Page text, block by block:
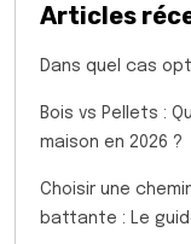
Articles
Dans quel cas
Bois vs Pellets :
maison en 2026 ?
Choisir une
battante : Le